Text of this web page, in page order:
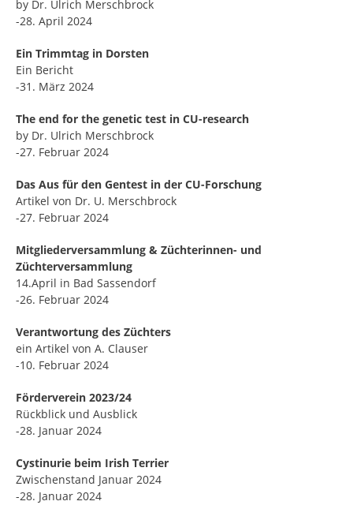
by Dr. Ulrich Merschbrock
-28. April 2024
Ein Trimmtag in Dorsten
Ein Bericht
-31. März 2024
The end for the genetic test in CU-research
by Dr. Ulrich Merschbrock
-27. Februar 2024
Das Aus für den Gentest in der CU-Forschung
Artikel von Dr. U. Merschbrock
-27. Februar 2024
Mitgliederversammlung & Züchterinnen- und
Züchterversammlung
14.April in Bad Sassendorf
-26. Februar 2024
Verantwortung des Züchters
ein Artikel von A. Clauser
-10. Februar 2024
Förderverein 2023/24
Rückblick und Ausblick
-28. Januar 2024
Cystinurie beim Irish Terrier
Zwischenstand Januar 2024
-28. Januar 2024